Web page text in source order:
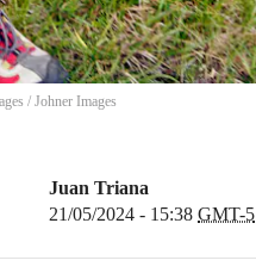
/ Johner Images
Juan Triana
21/05/2024 - 15:38 GMT-5